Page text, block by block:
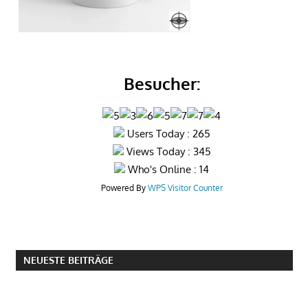
Besucher:
Users Today : 265
Views Today : 345
Who's Online : 14
Powered By WPS Visitor Counter
NEUESTE BEITRÄGE